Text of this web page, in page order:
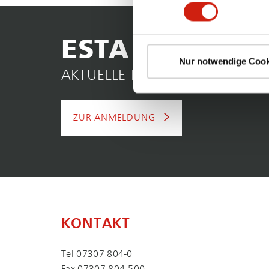
Nur notwendige
ESTA
AKTUELLE INFOS &
ZUR ANMELDUNG
KONTAKT
Tel 07307 804-0